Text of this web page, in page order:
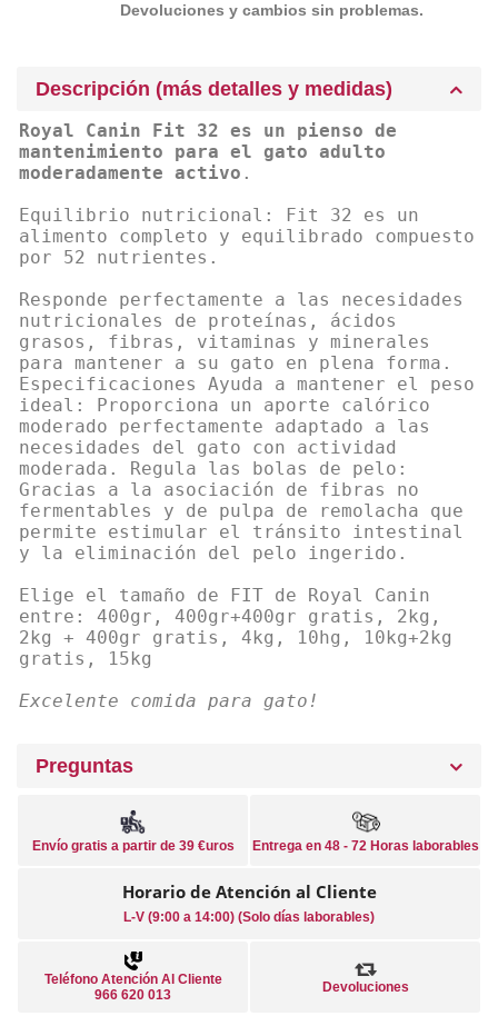
Devoluciones y cambios sin problemas.
Descripción (más detalles y medidas)
Royal Canin Fit 32 es un pienso de
mantenimiento para el gato adulto
moderadamente activo .
Equilibrio nutricional: Fit 32 es un
alimento completo y equilibrado compuesto
por 52 nutrientes.
Responde perfectamente a las necesidades
nutricionales de proteínas, ácidos
grasos, fibras, vitaminas y minerales
para mantener a su gato en plena forma.
Especificaciones Ayuda a mantener el peso
ideal: Proporciona un aporte calórico
moderado perfectamente adaptado a las
necesidades del gato con actividad
moderada. Regula las bolas de pelo:
Gracias a la asociación de fibras no
fermentables y de pulpa de remolacha que
permite estimular el tránsito intestinal
y la eliminación del pelo ingerido.
Elige el tamaño de FIT de Royal Canin
entre: 400gr, 400gr+400gr gratis, 2kg,
2kg + 400gr gratis, 4kg, 10hg, 10kg+2kg
gratis, 15kg
Excelente comida para gato!
Preguntas
Envío gratis a partir de 39 €uros Entrega en 48 - 72 Horas laborables
Horario de Atención al Cliente
L-V (9:00 a 14:00) (Solo días laborables)
Teléfono Atención Al Cliente
966 620 013
Devoluciones